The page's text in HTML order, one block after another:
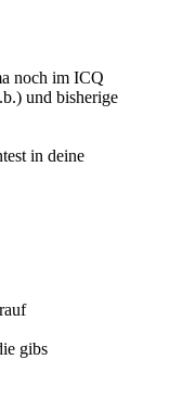
noch im ICQ
und bisherige
in deine
gibs